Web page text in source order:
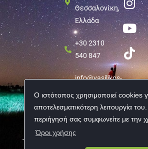
Ο ιστότοπος χρησιμοποιεί cookies
αποτελεσματικότερη λειτουργία
περιήγησή σας συμφωνείτε με την
Όροι χρήσης
Θεσσαλονίκη,
Ελλάδα
+30 2310
540 847
info@vasilikos-